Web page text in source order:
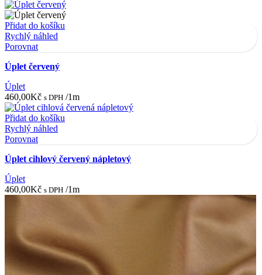
Přidat do košíku
Rychlý náhled
Porovnat
Úplet červený
Úplet
460,00Kč s DPH /1m
Přidat do košíku
Rychlý náhled
Porovnat
Úplet cihlový červený nápletový
Úplet
460,00Kč s DPH /1m